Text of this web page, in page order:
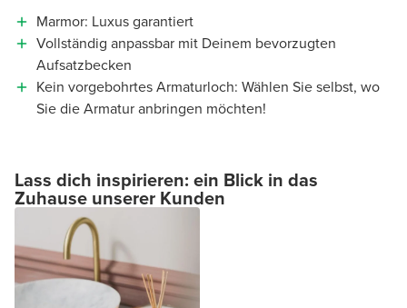
Marmor: Luxus garantiert
Vollständig anpassbar mit Deinem bevorzugten
Aufsatzbecken
Kein vorgebohrtes Armaturloch: Wählen Sie selbst, wo
Sie die Armatur anbringen möchten!
Lass dich inspirieren: ein Blick in das
Zuhause unserer Kunden